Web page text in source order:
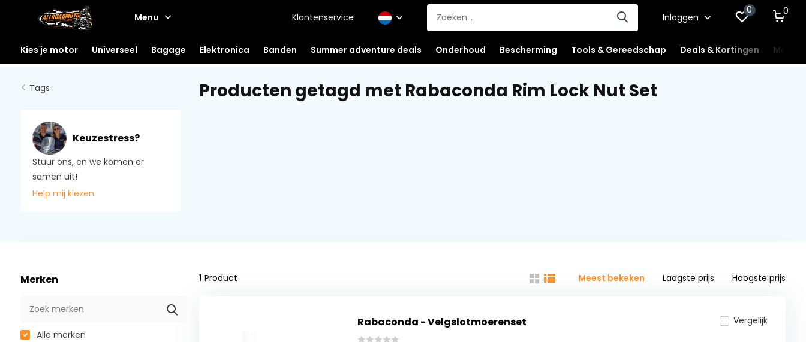
Menu Klantenservice Inloggen
0 0
Kies je motor Universeel Bagage Elektronica Banden Summer adventure deals Onderhoud Bescherming Tools & Gereedschap Deals & Kortingen
Tags
Keuzestress?
Stuur ons, en we komen er
samen uit!
Help mij kiezen
Producten getagd met Rabaconda Rim Lock Nut Set
Merken
Alle merken
1 Product Meest bekeken Laagste prijs Hoogste prijs
Rabaconda - Velgslotmoerenset Vergelijk